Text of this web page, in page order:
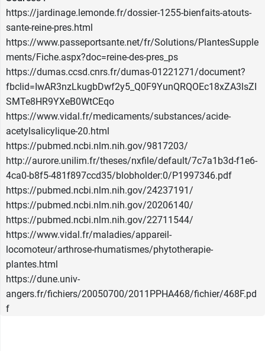
https://jardinage.lemonde.fr/dossier-1255-bienfaits-atouts-
sante-reine-pres.html
https://www.passeportsante.net/fr/Solutions/PlantesSupple
ments/Fiche.aspx?doc=reine-des-pres_ps
https://dumas.ccsd.cnrs.fr/dumas-01221271/document?
fbclid=IwAR3nzLkugbDwf2y5_Q0F9YunQRQOEc18xZA3lsZI
SMTe8HR9YXeB0WtCEqo
https://www.vidal.fr/medicaments/substances/acide-
acetylsalicylique-20.html
https://pubmed.ncbi.nlm.nih.gov/9817203/
http://aurore.unilim.fr/theses/nxfile/default/7c7a1b3d-f1e6-
4ca0-b8f5-481f897ccd35/blobholder:0/P1997346.pdf
https://pubmed.ncbi.nlm.nih.gov/24237191/
https://pubmed.ncbi.nlm.nih.gov/20206140/
https://pubmed.ncbi.nlm.nih.gov/22711544/
https://www.vidal.fr/maladies/appareil-
locomoteur/arthrose-rhumatismes/phytotherapie-
plantes.html
https://dune.univ-
angers.fr/fichiers/20050700/2011PPHA468/fichier/468F.pd
f